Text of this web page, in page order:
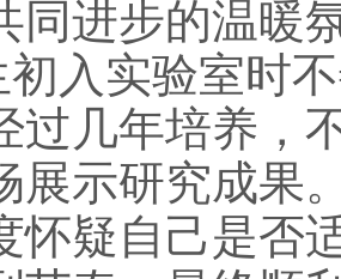
同进步的温暖
入实验室时
过几年培养，
展示研究成果
怀疑自己是否